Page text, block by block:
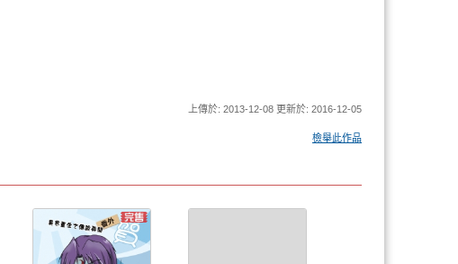
上傳於: 2013-12-08 更新於: 2016-12-05
檢舉此作品